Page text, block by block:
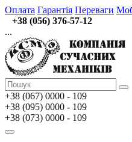
Оплата Гарантія Переваги
+38 (056) 376-57-12
...
+38 (067) 0000 - 109
+38 (095) 0000 - 109
+38 (073) 0000 - 109